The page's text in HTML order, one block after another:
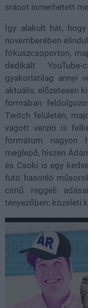
srácot ismerhetett
Így alakult hát,
novemberében
fókuszcsoporton,
dedikált
gyakorlatilag annyi
aktuális, előzetesen
formában
Twitch felületén,
vágott verzió is
formátum nagyon
meglepő, hiszen
és Csoki is egy
futó hasonló
című reggeli
tényezőben: közéleti